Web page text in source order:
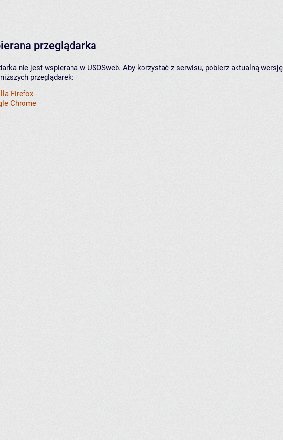
przeglądarka
nie jest wspierana w USOSweb. Aby korzystać z serwisu, pobierz aktualną wersję
przeglądarek:
Firefox
Chrome